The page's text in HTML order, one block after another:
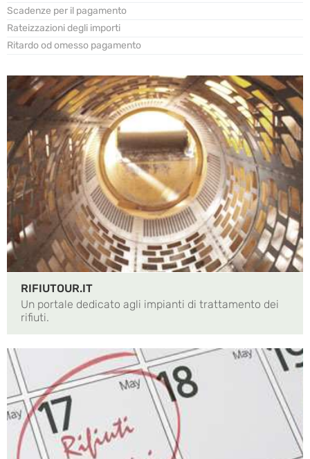
Scadenze per il pagamento
Rateizzazioni degli importi
Ritardo od omesso pagamento
RIFIUTOUR.IT
Un portale dedicato agli impianti di trattamento dei
rifiuti.